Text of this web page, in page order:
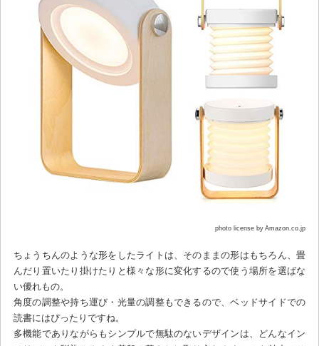
photo license by Amazon.co.jp
ちょうちんのような形をしたライトは、そのままの形はもちろん、畳
んだり置いたり掛けたりと様々な形に変化するので使う場所を選ばな
い優れもの。
角度の調整や持ち運び・光量の調整もできるので、ベッドサイドでの
読書にはぴったりですね。
多機能でありながらもシンプルで無駄のないデザインは、どんなイン